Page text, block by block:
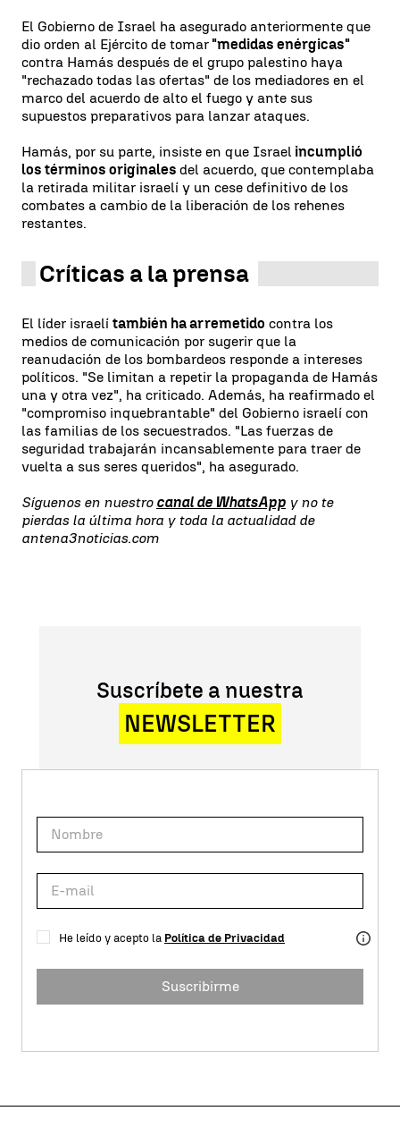
El Gobierno de Israel ha asegurado anteriormente que
dio orden al Ejército de tomar "medidas enérgicas"
contra Hamás después de el grupo palestino haya
"rechazado todas las ofertas" de los mediadores en el
marco del acuerdo de alto el fuego y ante sus
supuestos preparativos para lanzar ataques.
Hamás, por su parte, insiste en que Israel incumplió
los términos originales del acuerdo, que contemplaba
la retirada militar israelí y un cese definitivo de los
combates a cambio de la liberación de los rehenes
restantes.
Críticas a la prensa
El líder israelí también ha arremetido contra los
medios de comunicación por sugerir que la
reanudación de los bombardeos responde a intereses
políticos. "Se limitan a repetir la propaganda de Hamás
una y otra vez", ha criticado. Además, ha reafirmado el
"compromiso inquebrantable" del Gobierno israelí con
las familias de los secuestrados. "Las fuerzas de
seguridad trabajarán incansablemente para traer de
vuelta a sus seres queridos", ha asegurado.
Síguenos en nuestro canal de WhatsApp y no te
pierdas la última hora y toda la actualidad de
antena3noticias.com
Suscríbete a nuestra
NEWSLETTER
He leído y acepto la Política de Privacidad
Suscribirme